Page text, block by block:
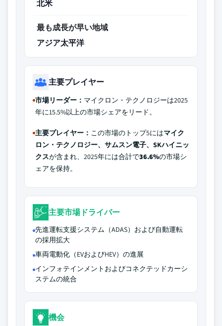
北米
最も成長が早い地域
アジア太平洋
主要プレイヤー
市場リーダー： マイクロン・テクノロジーは2025
年に15.5%以上の市場シェアをリード。
主要プレイヤー： この市場のトップ5にはマイク
ロン・テクノロジー、サムスン電子、SKハイニッ
クスが含まれ、2025年には合計で36.6%の市場シ
ェアを保持。
主要市場ドライバー
先進運転支援システム（ADAS）および自動運転
の採用拡大
車両電動化（EVおよびHEV）の進展
インフォテインメントおよびコネクテッドカーシ
ステムの統合
機会